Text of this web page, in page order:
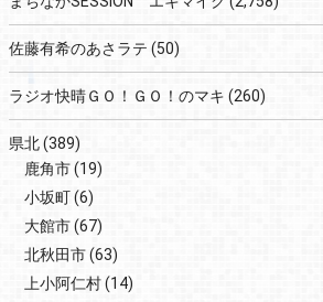
佐藤有希のあさラテ (50)
ラジオ快晴ＧＯ！ＧＯ！のマキ (260)
県北(389)
鹿角市(19)
小坂町(6)
大館市(67)
北秋田市(63)
上小阿仁村(14)